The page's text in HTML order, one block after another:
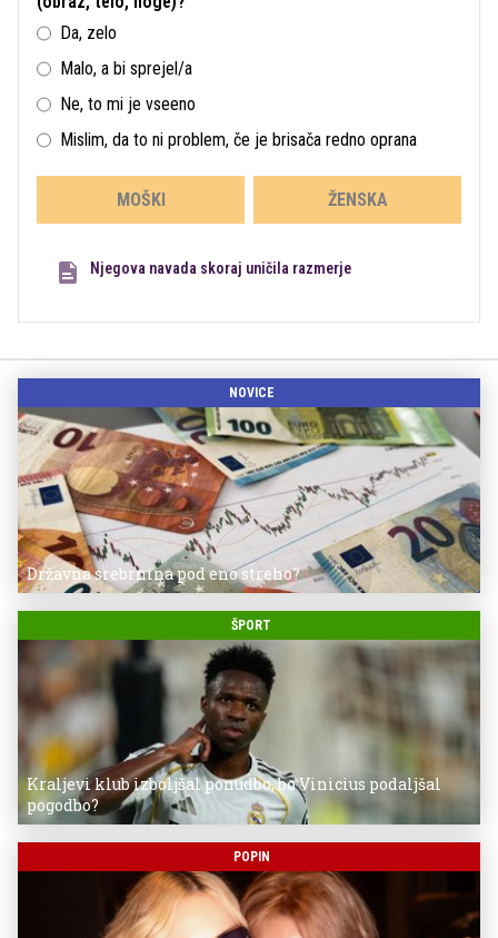
Da, zelo
Malo, a bi sprejel/a
Ne, to mi je vseeno
Mislim, da to ni problem, če je brisača redno oprana
MOŠKI ŽENSKA
Njegova navada skoraj uničila razmerje
NOVICE
Državna srebrnina pod eno streho?
ŠPORT
Kraljevi klub izboljšal ponudbo, bo Vinicius podaljšal
pogodbo?
POPIN